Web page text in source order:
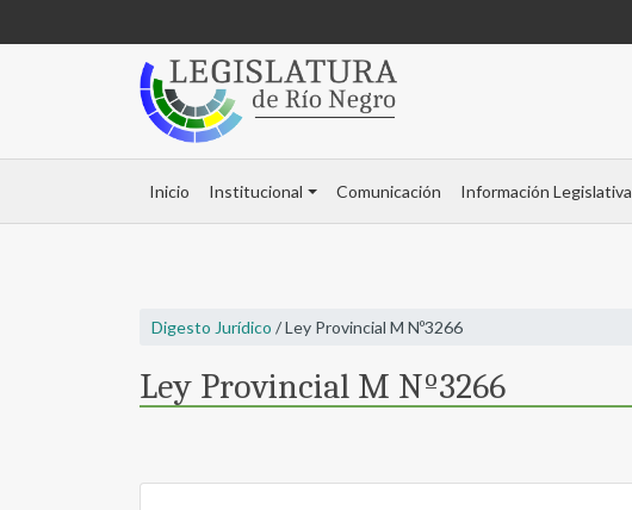
Inicio Institucional Comunicación Información Legislativa
Digesto Jurídico / Ley Provincial M Nº3266
Ley Provincial M Nº3266